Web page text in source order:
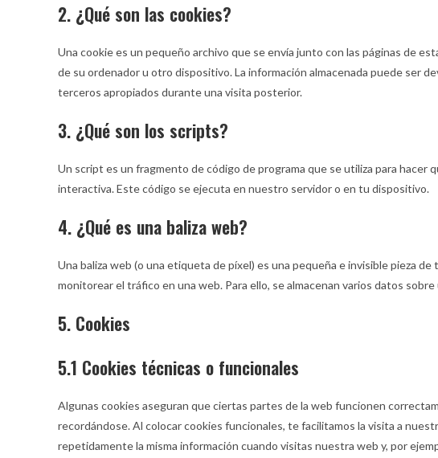
2. ¿Qué son las cookies?
Una cookie es un pequeño archivo que se envía junto con las páginas de
de su ordenador u otro dispositivo. La información almacenada puede ser
terceros apropiados durante una visita posterior.
3. ¿Qué son los scripts?
Un script es un fragmento de código de programa que se utiliza para
interactiva. Este código se ejecuta en nuestro servidor o en tu dispositivo.
4. ¿Qué es una baliza web?
Una baliza web (o una etiqueta de píxel) es una pequeña e invisible pieza
monitorear el tráfico en una web. Para ello, se almacenan varios datos
5. Cookies
5.1 Cookies técnicas o funcionales
Algunas cookies aseguran que ciertas partes de la web funcionen
recordándose. Al colocar cookies funcionales, te facilitamos la visita a
repetidamente la misma información cuando visitas nuestra web y, por